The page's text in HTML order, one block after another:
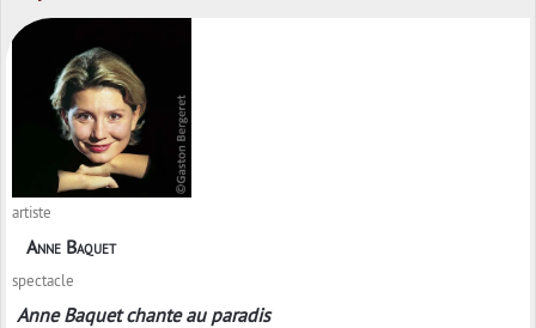
artiste
Anne Baquet
spectacle
Anne Baquet chante au paradis